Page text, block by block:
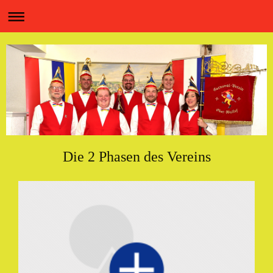
Die 2 Phasen des Vereins